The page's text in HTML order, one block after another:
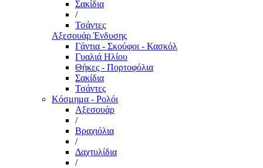
Σακίδια
/
Τσάντες
Αξεσουάρ Ένδυσης
Γάντια - Σκούφοι - Κασκόλ
Γυαλιά Ηλίου
Θήκες - Πορτοφόλια
Σακίδια
Τσάντες
Κόσμημα - Ρολόι
Αξεσουάρ
/
Βραχιόλια
/
Δαχτυλίδια
/